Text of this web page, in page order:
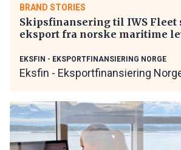
BRAND STORIES
Skipsfinansering til IWS Fleet
eksport fra norske maritime
EKSFIN - EKSPORTFINANSIERING NORGE
Eksfin - Eksportfinansiering